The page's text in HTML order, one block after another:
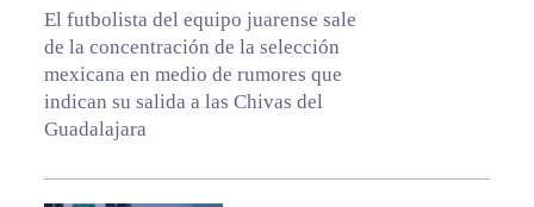
El futbolista del equipo juarense sale
de la concentración de la selección
mexicana en medio de rumores que
indican su salida a las Chivas del
Guadalajara